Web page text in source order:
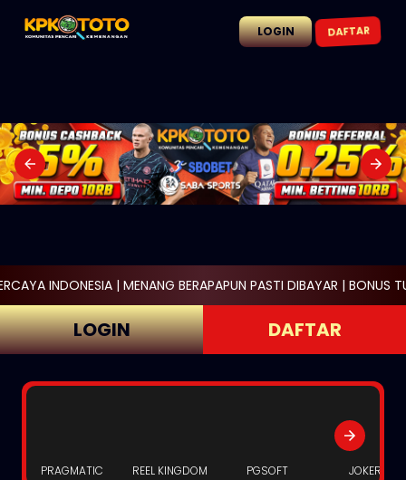
LOGIN DAFTAR
BERAPAPUN PASTI DIBAYAR | BONUS TURNOVER 0.5%
LOGIN DAFTAR
PRAGMATIC REEL KINGDOM PGSOFT JOKER